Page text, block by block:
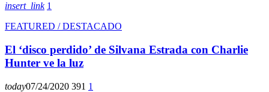
insert_link 1
FEATURED / DESTACADO
El ‘disco perdido’ de Silvana Estrada con Charlie
Hunter ve la luz
today07/24/2020 391 1